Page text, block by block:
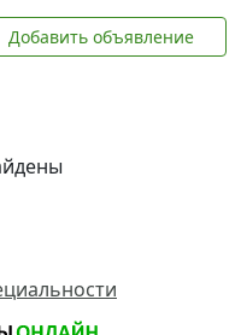
Добавить объявление